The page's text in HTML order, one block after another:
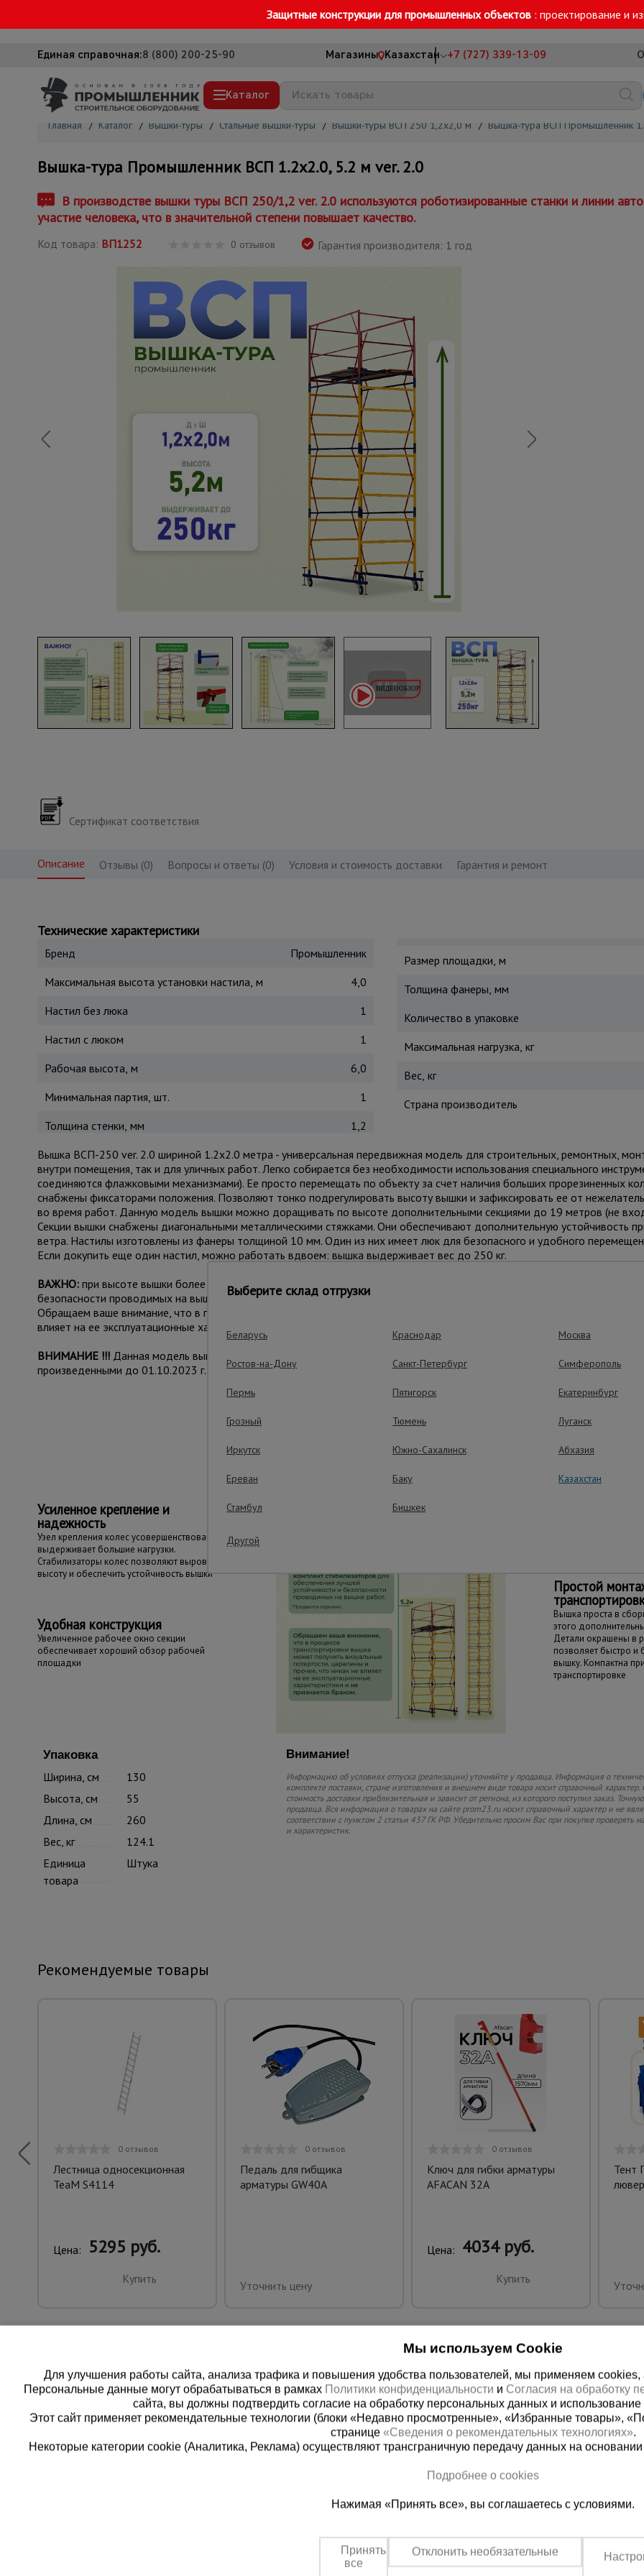
Защитные конструкции для промышленных объектов : проектирование и
Единая справочная:8 (800) 200-25-90 Магазины Казахстан +7 (727) 339-13-09
Каталог
Вышки-туры
Подмости строительные
Сетка, тенты, брезенты
Строительные подъемники
Мусоропровод строительный
Фанера ламинированная
Опалубка
Вибротехника для строительства
Оборудование для работы с арматурой
Оборудование для бетонных работ
Техника для склада
Тачки строительные и садовые
Лестницы и стремянки
Штукатурные комплекты
Сварочные аппараты
Главная / Каталог / Вышки-туры / Стальные вышки-туры / Вышки-туры ВСП 250 1,2x2,0 м / Вышка-тура ВСП Промышленник
Вышка-тура Промышленник ВСП 1.2х2.0, 5.2 м ver. 2.0
В производстве вышки туры ВСП 250/1,2 ver. 2.0 используются роботизированные станки и линии
участие человека, что в значительной степени повышает качество.
Код товара: ВП1252 0 отзывов Гарантия производителя: 1 год
Сертификат соответствия
Описание Отзывы (0) Вопросы и ответы (0) Условия и стоимость доставки Гарантия и ремонт
Технические характеристики
Бренд
Промышленник
Максимальная высота установки настила, м
4,0
Настил без люка
1
Настил с люком
1
Рабочая высота, м
6,0
Минимальная партия, шт.
1
Толщина стенки, мм
1,2
Размер площадки, м
Толщина фанеры, мм
Количество в упаковке
Максимальная нагрузка, кг
Вес, кг
Страна производитель
Вышка ВСП-250 ver. 2.0 шириной 1.2х2.0 метра - универсальная передвижная модель для строительных, ремонтных,
внутри помещения, так и для уличных работ. Легко собирается без необходимости использования специального
соединяются флажковыми механизмами). Ее просто перемещать по объекту за счет наличия больших прорезиненных
снабжены фиксаторами положения. Позволяют тонко подрегулировать высоту вышки и зафиксировать ее от
во время работ. Данную модель вышки можно доращивать по высоте дополнительными секциями до 19 метров (не
Секции вышки снабжены диагональными металлическими стяжками. Они обеспечивают дополнительную устойчивость
ветра. Настилы изготовлены из фанеры толщиной 10 мм. Один из них имеет люк для безопасного и удобного
Если докупить еще один настил, можно работать вдвоем: вышка выдерживает вес до 250 кг.
ВАЖНО: при высоте вышки более 5 метров рекомендуем использовать комплект
безопасности проводимых на вышке работ.
Обращаем ваше внимание, что в процессе транспортировки вышка может получить визуальные потертости, царапины и
влияет на ее эксплуатационные характеристики и не признается браком.
ВНИМАНИЕ !!! Данная модель вышки с измененным конструктивом не совместима для наращивания с вышками ВСП
произведенными до 01.10.2023 г.
Важные преимущества – эффективная работа
Усиленное крепление и
надежность
Узел крепления колес усовершенствован и
выдерживает большие нагрузки.
Стабилизаторы колес позволяют выровнять
высоту и обеспечить устойчивость вышки
Удобная конструкция
Увеличенное рабочее окно секции
обеспечивает хороший обзор рабочей
площадки
Простой
Вышка проста в
этого
Детали окрашены в
позволяет быстро и
вышку. Компактна
транспортировке
Упаковка
Ширина, см
130
Высота, см
55
Длина, см
260
Вес, кг
124.1
Единица
товара
Штука
Внимание!
Информацию об условиях отпуска (реализации) уточняйте у продавца. Информация о
комплекте поставки, стране изготовления и внешнем виде товара носит справочный характер.
стоимость доставки приблизительная и зависит от региона, из которого поступил заказ.
продавца. Вся информация о товарах на сайте prom23.ru носит справочный характер и не
соответствии с пунктом 2 статьи 437 ГК РФ. Убедительно просим Вас при покупке
и характеристик.
Рекомендуемые товары
0 отзывов
Лестница односекционная
TeaM S4114
Цена: 5295 руб.
Купить
0 отзывов
Педаль для гибщика
арматуры GW40A
Уточнить цену
0 отзывов
Ключ для гибки арматуры
AFACAN 32A
Цена: 4034 руб.
Купить
Тент
8 (800) 200-25-90
Заказать звонок
+7 (727)
Заказать звонок
Выберите склад отгрузки
Беларусь Краснодар Москва
Ростов-на-Дону Санкт-Петербург Симферополь
Пермь Пятигорск Екатеринбург
Грозный Тюмень Луганск
Иркутск Южно-Сахалинск Абхазия
Ереван Баку Казахстан
Стамбул Бишкек
Другой
Мы используем Cookie
Для улучшения работы сайта, анализа трафика и повышения удобства пользователей, мы применяем cookies,
Персональные данные могут обрабатываться в рамках Политики конфиденциальности и Согласия на обработку
сайта, вы должны подтвердить согласие на обработку персональных данных и
Этот сайт применяет рекомендательные технологии (блоки «Недавно просмотренные», «Избранные товары»,
странице «Сведения о рекомендательных технологиях».
Некоторые категории cookie (Аналитика, Реклама) осуществляют трансграничную передачу данных на
Подробнее о cookies
Нажимая «Принять все», вы соглашаетесь с условиями.
Принять
все
Отклонить необязательные